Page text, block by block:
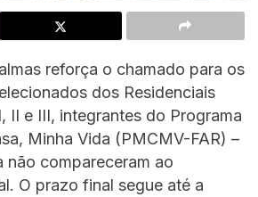
reforça o chamado para os
dos Residenciais
II e III, integrantes do Programa
Minha Vida (PMCMV-FAR) –
não compareceram ao
O prazo final segue até a